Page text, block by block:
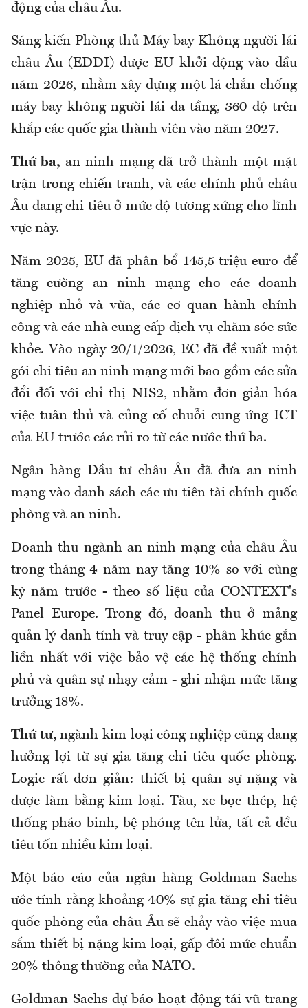
động của châu Âu.
Sáng kiến Phòng thủ Máy bay Không người lái
châu Âu (EDDI) được EU khởi động vào đầu
năm 2026, nhằm xây dựng một lá chắn chống
máy bay không người lái đa tầng, 360 độ trên
khắp các quốc gia thành viên vào năm 2027.
Thứ ba, an ninh mạng đã trở thành một mặt
trận trong chiến tranh, và các chính phủ châu
Âu đang chi tiêu ở mức độ tương xứng cho lĩnh
vực này.
Năm 2025, EU đã phân bổ 145,5 triệu euro để
tăng cường an ninh mạng cho các doanh
nghiệp nhỏ và vừa, các cơ quan hành chính
công và các nhà cung cấp dịch vụ chăm sóc sức
khỏe. Vào ngày 20/1/2026, EC đã đề xuất một
gói chi tiêu an ninh mạng mới bao gồm các sửa
đổi đối với chỉ thị NIS2, nhằm đơn giản hóa
việc tuân thủ và củng cố chuỗi cung ứng ICT
của EU trước các rủi ro từ các nước thứ ba.
Ngân hàng Đầu tư châu Âu đã đưa an ninh
mạng vào danh sách các ưu tiên tài chính quốc
phòng và an ninh.
Doanh thu ngành an ninh mạng của châu Âu
trong tháng 4 năm nay tăng 10% so với cùng
kỳ năm trước - theo số liệu của CONTEXT's
Panel Europe. Trong đó, doanh thu ở mảng
quản lý danh tính và truy cập - phân khúc gắn
liền nhất với việc bảo vệ các hệ thống chính
phủ và quân sự nhạy cảm - ghi nhận mức tăng
trưởng 18%.
Thứ tư,ngành kim loại công nghiệp cũng đang
hưởng lợi từ sự gia tăng chi tiêu quốc phòng.
Logic rất đơn giản: thiết bị quân sự nặng và
được làm bằng kim loại. Tàu, xe bọc thép, hệ
thống pháo binh, bệ phóng tên lửa, tất cả đều
tiêu tốn nhiều kim loại.
Một báo cáo của ngân hàng Goldman Sachs
ước tính rằng khoảng 40% sự gia tăng chi tiêu
quốc phòng của châu Âu sẽ chảy vào việc mua
sắm thiết bị nặng kim loại, gấp đôi mức chuẩn
20% thông thường của NATO.
Goldman Sachs dự báo hoạt động tái vũ trang